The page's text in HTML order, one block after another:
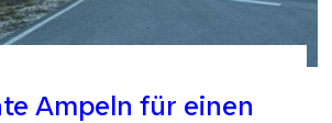
Ampeln für einen